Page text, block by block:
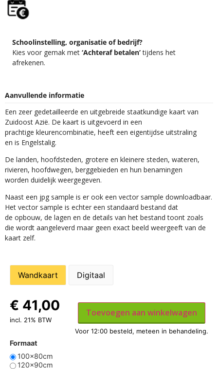
Schoolinstelling, organisatie of bedrijf?
Kies voor gemak met ‘Achteraf betalen’tijdens het
afrekenen.
Aanvullende informatie
Een zeer gedetailleerde en uitgebreide staatkundige kaart van
Zuidoost Azië. De kaart is uitgevoerd in een
prachtige kleurencombinatie, heeft een eigentijdse uitstraling
en is Engelstalig.
De landen, hoofdsteden, grotere en kleinere steden, wateren,
rivieren, hoofdwegen, berggebieden en hun benamingen
worden duidelijk weergegeven.
Naast een jpg sample is er ook een vector sample downloadbaar.
Het vector sample is echter een standaard bestand dat
de opbouw, de lagen en de details van het bestand toont zoals
die wordt aangeleverd maar geen exact beeld weergeeft van de
kaart zelf.
Wandkaart Digitaal
Formaat
100x80cm
120x90cm
€ 41,00
incl. 21% BTW
Toevoegen aan winkelwagen